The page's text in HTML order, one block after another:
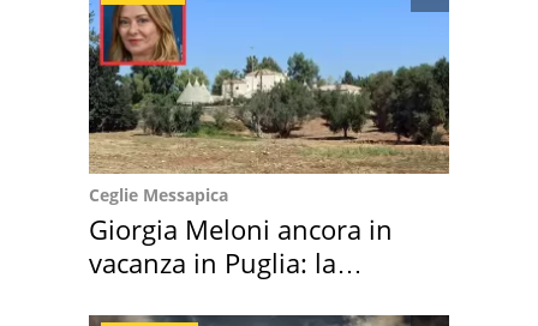
Ceglie Messapica
Giorgia Meloni ancora in
vacanza in Puglia: la